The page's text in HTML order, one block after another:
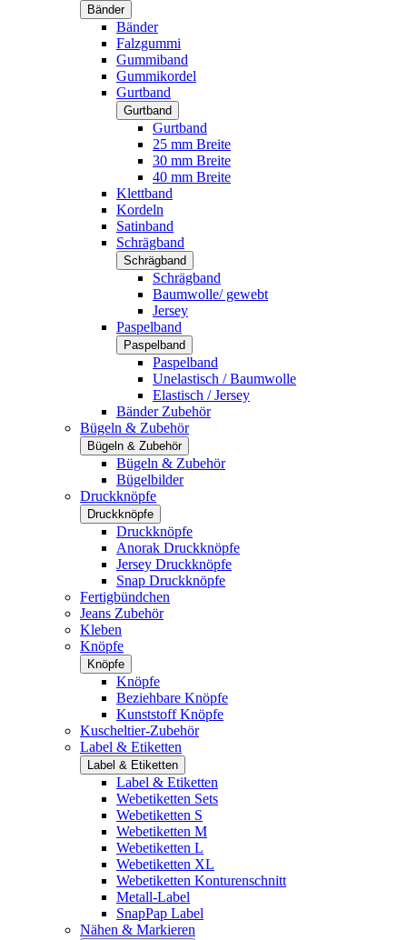
Bänder
Bänder
Falzgummi
Gummiband
Gummikordel
Gurtband
Gurtband
Gurtband
25 mm Breite
30 mm Breite
40 mm Breite
Klettband
Kordeln
Satinband
Schrägband
Schrägband
Schrägband
Baumwolle/ gewebt
Jersey
Paspelband
Paspelband
Paspelband
Unelastisch / Baumwolle
Elastisch / Jersey
Bänder Zubehör
Bügeln & Zubehör
Bügeln & Zubehör
Bügeln & Zubehör
Bügelbilder
Druckknöpfe
Druckknöpfe
Druckknöpfe
Anorak Druckknöpfe
Jersey Druckknöpfe
Snap Druckknöpfe
Fertigbündchen
Jeans Zubehör
Kleben
Knöpfe
Knöpfe
Knöpfe
Beziehbare Knöpfe
Kunststoff Knöpfe
Kuscheltier-Zubehör
Label & Etiketten
Label & Etiketten
Label & Etiketten
Webetiketten Sets
Webetiketten S
Webetiketten M
Webetiketten L
Webetiketten XL
Webetiketten Konturenschnitt
Metall-Label
SnapPap Label
Nähen & Markieren